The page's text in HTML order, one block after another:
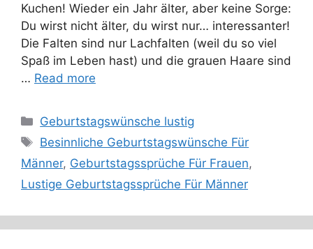
Kuchen! Wieder ein Jahr älter, aber keine Sorge:
Du wirst nicht älter, du wirst nur… interessanter!
Die Falten sind nur Lachfalten (weil du so viel
Spaß im Leben hast) und die grauen Haare sind
… Read more
Categories
Geburtstagswünsche lustig
Tags
Besinnliche Geburtstagswünsche Für
Männer, Geburtstagssprüche Für Frauen,
Lustige Geburtstagssprüche Für Männer